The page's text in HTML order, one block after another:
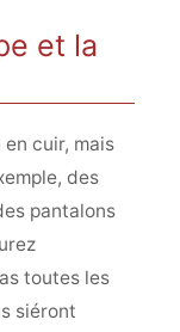
et la
en cuir, mais
des
pantalons
toutes les
siéront